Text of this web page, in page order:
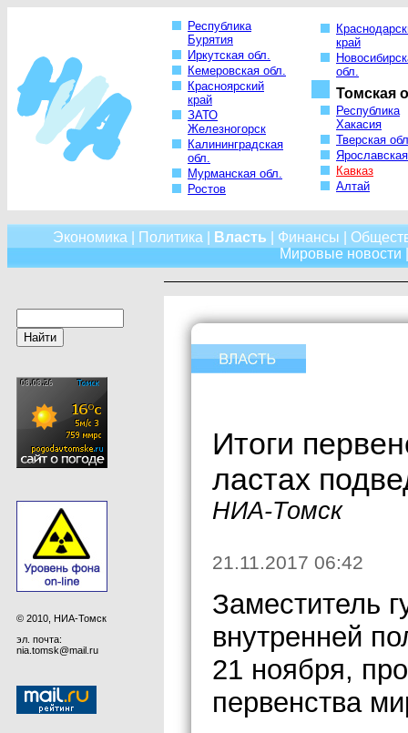
Республика
Бурятия
Иркутская обл.
Кемеровская обл.
Красноярский
край
ЗАТО
Железногорск
Калининградская
обл.
Мурманская обл.
Ростов
край
обл.
Томская
Республика
Хакасия
Тверская
Кавказ
Алтай
Экономика Политика Власть Финансы
Мировые новости
© 2010, НИА-Томск
эл. почта:
nia.tomsk@mail.ru
Итоги
ластах
НИА-Томск
21.11.2017 06:42
Заместитель
внутренней
21 ноября,
первенства